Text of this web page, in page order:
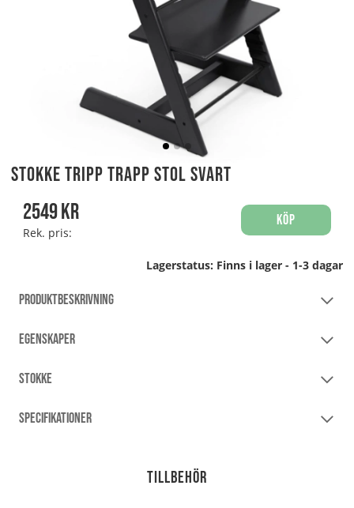
Stokke Tripp Trapp Stol Svart
2549kr
Rek. pris:
Köp
Lagerstatus: Finns i lager - 1-3 dagar
PRODUKTBESKRIVNING
EGENSKAPER
STOKKE
SPECIFIKATIONER
Tillbehör